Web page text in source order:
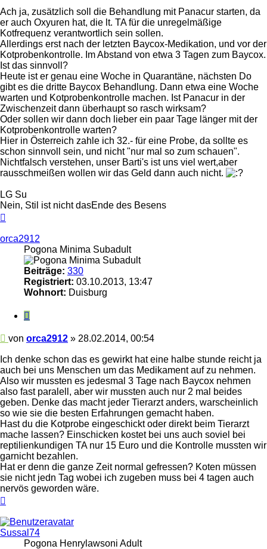
Ach ja, zusätzlich soll die Behandlung mit Panacur starten, da
er auch Oxyuren hat, die lt. TA für die unregelmäßige
Kotfrequenz verantwortlich sein sollen.
Allerdings erst nach der letzten Baycox-Medikation, und vor der
Kotprobenkontrolle. Im Abstand von etwa 3 Tagen zum Baycox.
Ist das sinnvoll?
Heute ist er genau eine Woche in Quarantäne, nächsten Do
gibt es die dritte Baycox Behandlung. Dann etwa eine Woche
warten und Kotprobenkontrolle machen. Ist Panacur in der
Zwischenzeit dann überhaupt so rasch wirksam?
Oder sollen wir dann doch lieber ein paar Tage länger mit der
Kotprobenkontrolle warten?
Hier in Österreich zahle ich 32.- für eine Probe, da sollte es
schon sinnvoll sein, und nicht "nur mal so zum schauen".
Nichtfalsch verstehen, unser Barti's ist uns viel wert,aber
rausschmeißen wollen wir das Geld dann auch nicht.
LG Su
Nein, Stil ist nicht dasEnde des Besens
orca2912
Pogona Minima Subadult
Beiträge: 330
Registriert: 03.10.2013, 13:47
Wohnort: Duisburg
Zitieren
Beitrag
von orca2912 » 28.02.2014, 00:54
Ich denke schon das es gewirkt hat eine halbe stunde reicht ja
auch bei uns Menschen um das Medikament auf zu nehmen.
Also wir mussten es jedesmal 3 Tage nach Baycox nehmen
also fast paralell, aber wir mussten auch nur 2 mal beides
geben. Denke das macht jeder Tierarzt anders, warscheinlich
so wie sie die besten Erfahrungen gemacht haben.
Hast du die Kotprobe eingeschickt oder direkt beim Tierarzt
mache lassen? Einschicken kostet bei uns auch soviel bei
reptilienkundigen TA nur 15 Euro und die Kontrolle mussten wir
garnicht bezahlen.
Hat er denn die ganze Zeit normal gefressen? Koten müssen
sie nicht jedn Tag wobei ich zugeben muss bei 4 tagen auch
nervös geworden wäre.
Sussal74
Pogona Henrylawsoni Adult